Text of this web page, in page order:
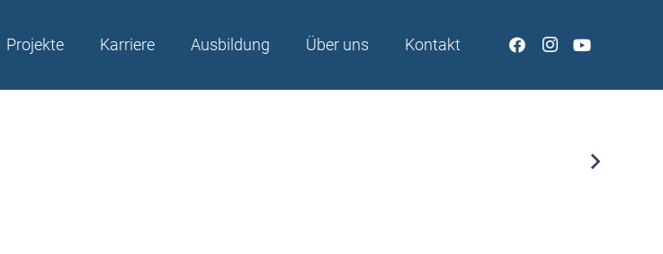
Projekte Karriere Ausbildung Über uns Kontakt